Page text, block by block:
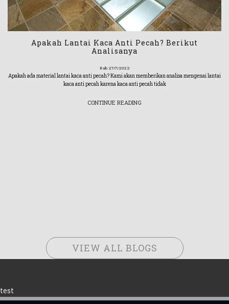
Apakah Lantai Kaca Anti Pecah? Berikut
Analisanya
Rab 27/7/2022
Apakah ada material lantai kaca anti pecah? Kami akan memberikan analisa mengenai lantai
kaca anti pecah karena kaca anti pecah tidak
CONTINUE READING
VIEW ALL BLOGS
test